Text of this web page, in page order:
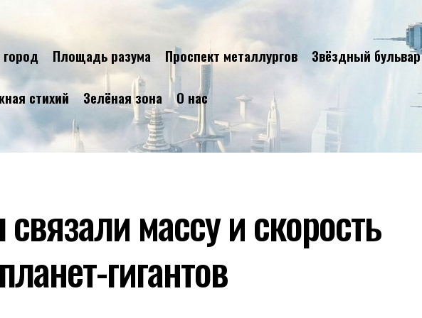
Площадь разума Проспект металлургов Звёздный бульвар
стихий Зелёная зона О нас
массу и скорость
гигантов